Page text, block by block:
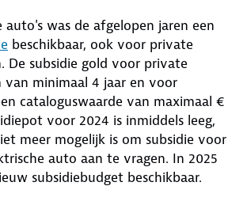
auto's was de afgelopen jaren een
beschikbaar, ook voor private
De subsidie gold voor private
van minimaal 4 jaar en voor
cataloguswaarde van maximaal €
voor 2024 is inmiddels leeg,
meer mogelijk is om subsidie voor
auto aan te vragen. In 2025
subsidiebudget beschikbaar.